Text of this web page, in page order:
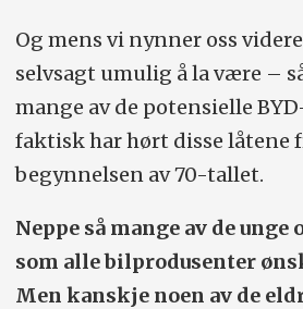
Og mens vi nynner oss
selvsagt umulig å la være –
mange av de potensielle
faktisk har hørt disse låtene
begynnelsen av 70-tallet.
Neppe så mange av de
som alle bilprodusenter
Men kanskje noen av de